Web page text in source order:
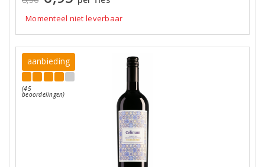
Momenteel niet leverbaar
aanbieding
(45
beoordelingen)